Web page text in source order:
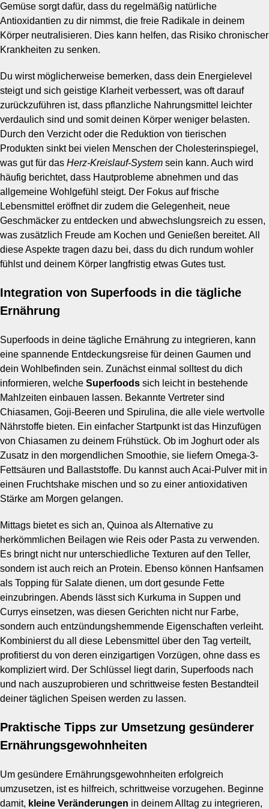
Gemüse sorgt dafür, dass du regelmäßig natürliche
Antioxidantien zu dir nimmst, die freie Radikale in deinem
Körper neutralisieren. Dies kann helfen, das Risiko chronischer
Krankheiten zu senken.
Du wirst möglicherweise bemerken, dass dein Energielevel
steigt und sich geistige Klarheit verbessert, was oft darauf
zurückzuführen ist, dass pflanzliche Nahrungsmittel leichter
verdaulich sind und somit deinen Körper weniger belasten.
Durch den Verzicht oder die Reduktion von tierischen
Produkten sinkt bei vielen Menschen der Cholesterinspiegel,
was gut für das Herz-Kreislauf-System sein kann. Auch wird
häufig berichtet, dass Hautprobleme abnehmen und das
allgemeine Wohlgefühl steigt. Der Fokus auf frische
Lebensmittel eröffnet dir zudem die Gelegenheit, neue
Geschmäcker zu entdecken und abwechslungsreich zu essen,
was zusätzlich Freude am Kochen und Genießen bereitet. All
diese Aspekte tragen dazu bei, dass du dich rundum wohler
fühlst und deinem Körper langfristig etwas Gutes tust.
Integration von Superfoods in die tägliche
Ernährung
Superfoods in deine tägliche Ernährung zu integrieren, kann
eine spannende Entdeckungsreise für deinen Gaumen und
dein Wohlbefinden sein. Zunächst einmal solltest du dich
informieren, welche Superfoods sich leicht in bestehende
Mahlzeiten einbauen lassen. Bekannte Vertreter sind
Chiasamen, Goji-Beeren und Spirulina, die alle viele wertvolle
Nährstoffe bieten. Ein einfacher Startpunkt ist das Hinzufügen
von Chiasamen zu deinem Frühstück. Ob im Joghurt oder als
Zusatz in den morgendlichen Smoothie, sie liefern Omega-3-
Fettsäuren und Ballaststoffe. Du kannst auch Acai-Pulver mit in
einen Fruchtshake mischen und so zu einer antioxidativen
Stärke am Morgen gelangen.
Mittags bietet es sich an, Quinoa als Alternative zu
herkömmlichen Beilagen wie Reis oder Pasta zu verwenden.
Es bringt nicht nur unterschiedliche Texturen auf den Teller,
sondern ist auch reich an Protein. Ebenso können Hanfsamen
als Topping für Salate dienen, um dort gesunde Fette
einzubringen. Abends lässt sich Kurkuma in Suppen und
Currys einsetzen, was diesen Gerichten nicht nur Farbe,
sondern auch entzündungshemmende Eigenschaften verleiht.
Kombinierst du all diese Lebensmittel über den Tag verteilt,
profitierst du von deren einzigartigen Vorzügen, ohne dass es
kompliziert wird. Der Schlüssel liegt darin, Superfoods nach
und nach auszuprobieren und schrittweise festen Bestandteil
deiner täglichen Speisen werden zu lassen.
Praktische Tipps zur Umsetzung gesünderer
Ernährungsgewohnheiten
Um gesündere Ernährungsgewohnheiten erfolgreich
umzusetzen, ist es hilfreich, schrittweise vorzugehen. Beginne
damit, kleine Veränderungen in deinem Alltag zu integrieren,